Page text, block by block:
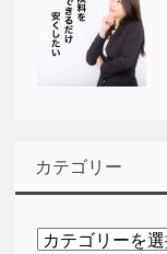
カテゴリー
カ